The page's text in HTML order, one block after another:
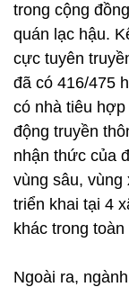
trong cộng
quán lạc hậu.
cực tuyên
đã có 416/475
có nhà tiêu
động truyền
nhận thức của
vùng sâu,
triển khai tại 4
khác trong toàn
Ngoài ra,